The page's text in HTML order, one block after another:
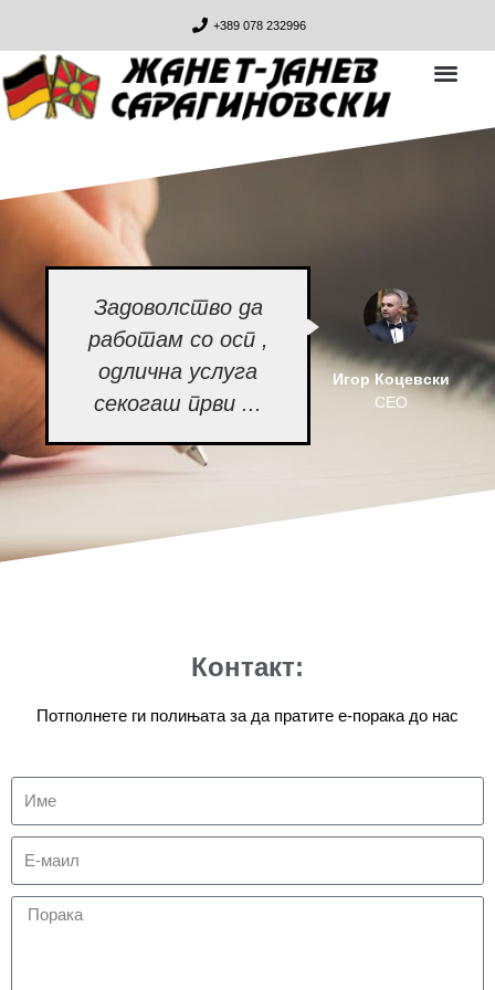
+389 078 232996
Задоволство да
работам со осп ,
одлична услуга
секогаш први ...
Игор Коцевски
CEO
Контакт:
Потполнете ги полињата за да пратите е-порака до нас